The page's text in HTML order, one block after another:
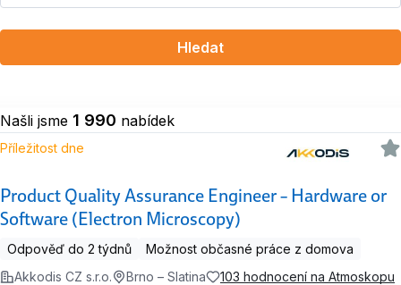
Hledat
Našli jsme 1 990 nabídek
Product Quality Assurance Engineer – Hardware or
Software (Electron Microscopy)
Příležitost dne
Odpověď do 2 týdnů
Možnost občasné práce z domova
Akkodis CZ s.r.o.
Brno – Slatina 103 hodnocení na Atmoskopu